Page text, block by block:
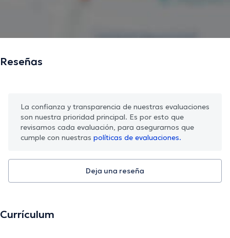
Reseñas
La confianza y transparencia de nuestras evaluaciones
son nuestra prioridad principal. Es por esto que
revisamos cada evaluación, para asegurarnos que
cumple con nuestras políticas de evaluaciones.
Deja una reseña
Currículum